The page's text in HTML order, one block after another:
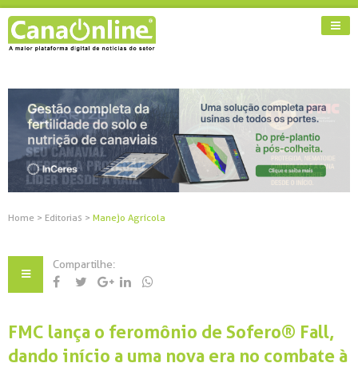
Home > Editorias > Manejo Agrícola
Compartilhe:
FMC lança o feromônio de Sofero® Fall,
dando início a uma nova era no combate à